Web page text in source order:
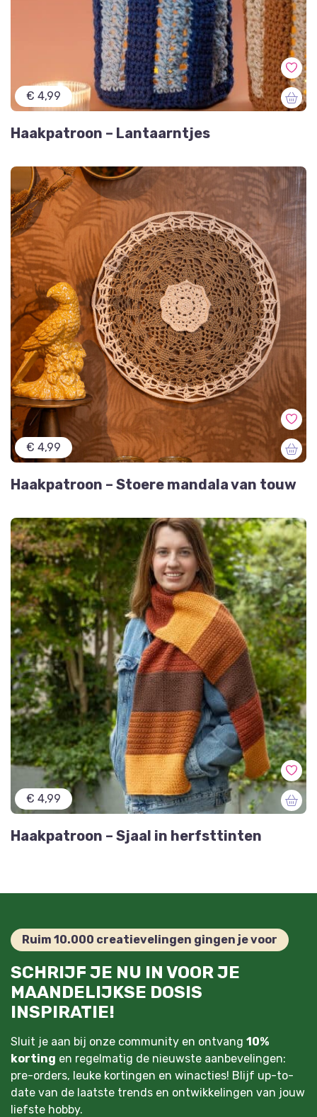
€ 4,99
Haakpatroon – Lantaarntjes
€ 4,99
Haakpatroon – Stoere mandala van touw
€ 4,99
Haakpatroon – Sjaal in herfsttinten
Ruim 10.000 creatievelingen gingen je voor
SCHRIJF JE NU IN VOOR JE
MAANDELIJKSE DOSIS
INSPIRATIE!
Sluit je aan bij onze community en ontvang 10%
korting en regelmatig de nieuwste aanbevelingen:
pre-orders, leuke kortingen en winacties! Blijf up-to-
date van de laatste trends en ontwikkelingen van jouw
liefste hobby.